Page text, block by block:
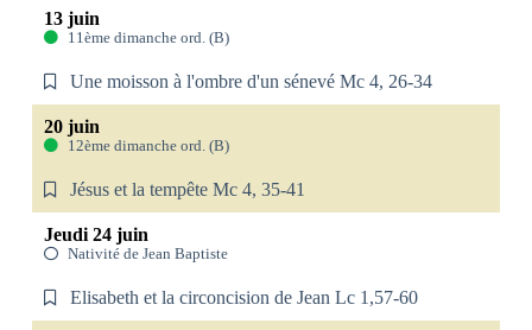
13 juin
11ème dimanche ord. (B)
Une moisson à l'ombre d'un sénevé Mc 4, 26-34
20 juin
12ème dimanche ord. (B)
Jésus et la tempête Mc 4, 35-41
Jeudi 24 juin
Nativité de Jean Baptiste
Elisabeth et la circoncision de Jean Lc 1,57-60